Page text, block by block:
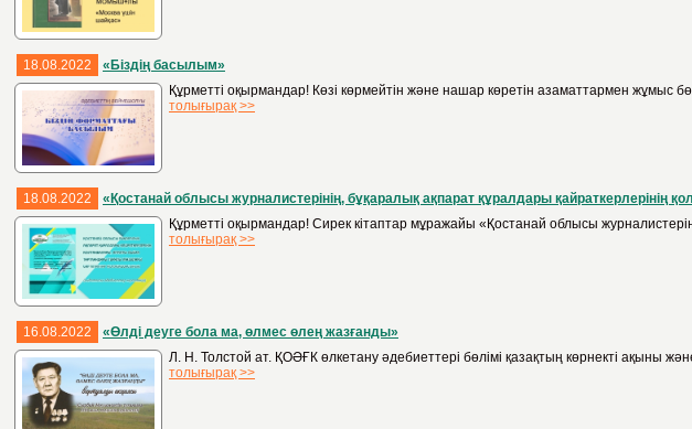
18.08.2022
«Біздің басылым»
Құрметті оқырмандар! Көзі көрмейтін және нашар көретін азаматтармен
толығырақ >>
18.08.2022
«Қостанай облысы журналистерінің, бұқаралық ақпарат құралдары қайраткерлерінің
Құрметті оқырмандар! Сирек кітаптар мұражайы «Қостанай облысы
толығырақ >>
16.08.2022
«Өлді деуге бола ма, өлмес өлең жазғанды»
Л. Н. Толстой ат. ҚОӘҒК өлкетану әдебиеттері бөлімі қазақтың көрнекті
толығырақ >>